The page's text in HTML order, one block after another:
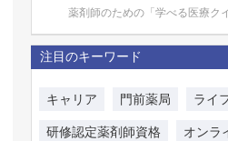
薬剤師のための「学べる医療ク
注目のキーワード
キャリア 門前薬局 ライ
研修認定薬剤師資格 オンラ